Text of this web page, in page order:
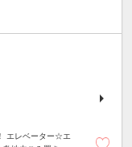
エレベーター☆エ